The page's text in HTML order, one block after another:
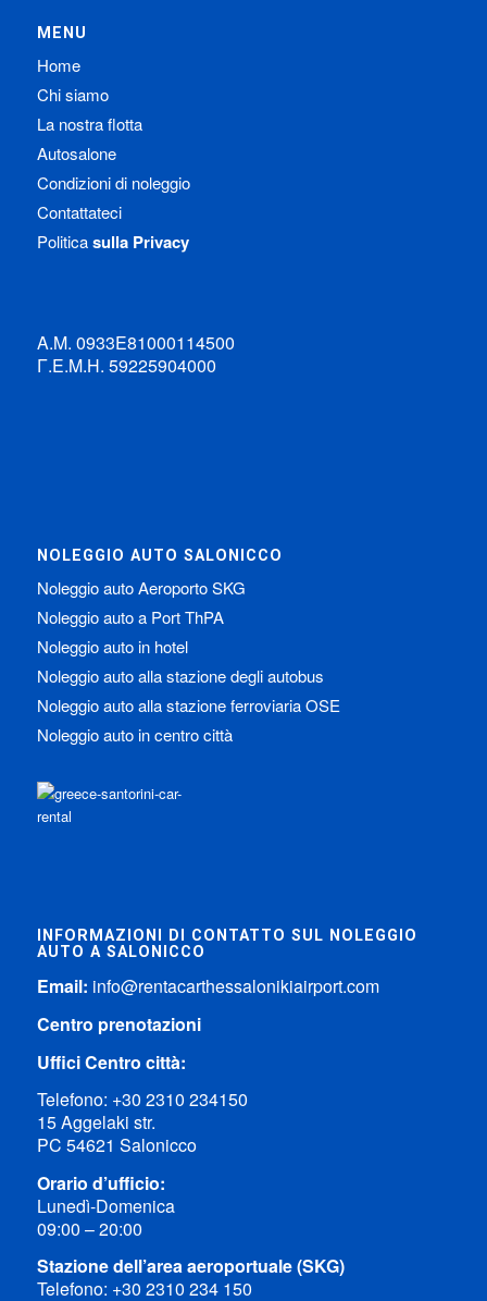
MENU
Home
Chi siamo
La nostra flotta
Autosalone
Condizioni di noleggio
Contattateci
Politicasulla Privacy
Α.Μ. 0933Ε81000114500
Γ.Ε.Μ.Η. 59225904000
NOLEGGIO AUTO SALONICCO
Noleggio auto Aeroporto SKG
Noleggio auto a Port ThPA
Noleggio auto in hotel
Noleggio auto alla stazione degli autobus
Noleggio auto alla stazione ferroviaria OSE
Noleggio auto in centro città
INFORMAZIONI DI CONTATTO SUL NOLEGGIO
AUTO A SALONICCO
Email: info@rentacarthessalonikiairport.com
Centro prenotazioni
Uffici Centro città:
Telefono: +30 2310 234150
15 Aggelaki str.
PC 54621 Salonicco
Orario d’ufficio:
Lunedì-Domenica
09:00 – 20:00
Stazione dell’area aeroportuale (SKG)
Telefono: +30 2310 234 150